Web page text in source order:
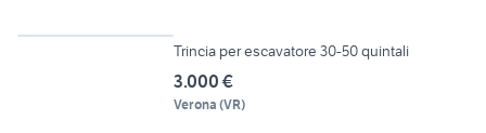
Trincia per escavatore 30-50 quintali
3.000 €
Verona (VR)